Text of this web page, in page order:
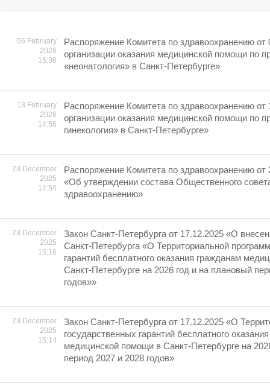
06 February
2026
15:36
Распоряжение Комитета по здравоохранению
организации оказания медицинской помощи по
«неонатология» в Санкт-Петербурге»
13 February
2026
14:56
Распоряжение Комитета по здравоохранению
организации оказания медицинской помощи по
гинекология» в Санкт-Петербурге»
23 December
2025
14:54
Распоряжение Комитета по здравоохранению
«Об утверждении состава Общественного
здравоохранению»
23 December
2025
15:16
Закон Санкт-Петербурга от 17.12.2025 «О
Санкт-Петербурга «О Территориальной
гарантий бесплатного оказания гражданам
Санкт-Петербурге на 2026 год и на плановый
годов»»
23 December
2025
15:14
Закон Санкт-Петербурга от 17.12.2025 «О
государственных гарантий бесплатного
медицинской помощи в Санкт-Петербурге на
период 2027 и 2028 годов»